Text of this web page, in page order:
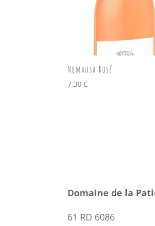
Nemausa Rosé
7,30€
Domaine de la
61 RD 6086